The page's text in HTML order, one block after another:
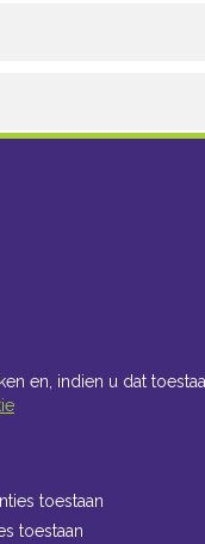
en, indien u dat
toestaan
toestaan